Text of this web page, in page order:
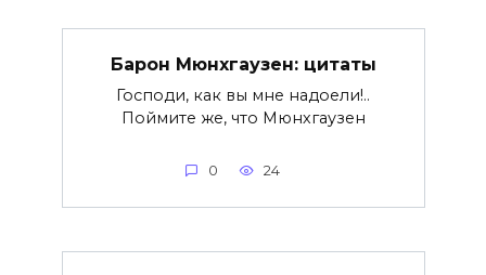
Барон Мюнхгаузен: цитаты
Господи, как вы мне надоели!..
Поймите же, что Мюнхгаузен
0 24